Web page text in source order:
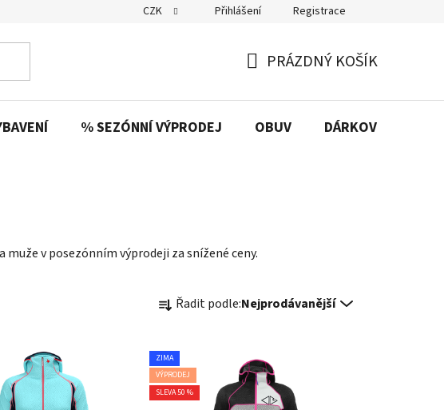
CZK Přihlášení Registrace
KOŠÍK
PRÁZDNÝ KOŠÍK
% SEZÓNNÍ VÝPRODEJ OBUV DÁRKOVÉ
v posezónním výprodeji za snížené ceny.
a
e
n
í
Řadit podle:Nejprodávanější
ZIMA
VÝPRODEJ
SLEVA 50 %